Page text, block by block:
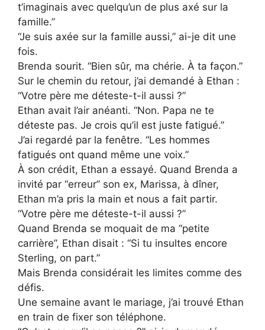
t’imaginais avec quelqu’un de plus axé sur la
famille.”
“Je suis axée sur la famille aussi,” ai-je dit une
fois.
Brenda sourit. “Bien sûr, ma chérie. À ta façon.”
Sur le chemin du retour, j’ai demandé à Ethan :
“Votre père me déteste-t-il aussi ?”
Ethan avait l’air anéanti. “Non. Papa ne te
déteste pas. Je crois qu’il est juste fatigué.”
J’ai regardé par la fenêtre. “Les hommes
fatigués ont quand même une voix.”
À son crédit, Ethan a essayé. Quand Brenda a
invité par “erreur” son ex, Marissa, à dîner,
Ethan m’a pris la main et nous a fait partir.
“Votre père me déteste-t-il aussi ?”
Quand Brenda se moquait de ma “petite
carrière”, Ethan disait : “Si tu insultes encore
Sterling, on part.”
Mais Brenda considérait les limites comme des
défis.
Une semaine avant le mariage, j’ai trouvé Ethan
en train de fixer son téléphone.